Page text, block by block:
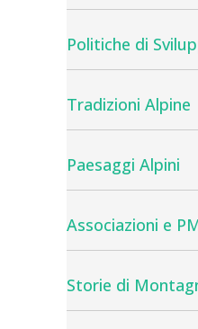
Politiche di
Tradizioni Alpine
Paesaggi Alpini
Associazioni e
Storie di